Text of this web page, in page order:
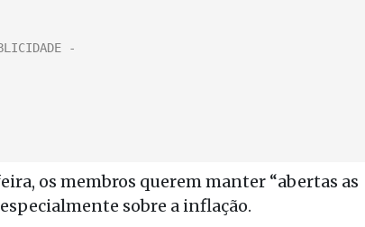
os membros querem manter “abertas as
sobre a inflação.